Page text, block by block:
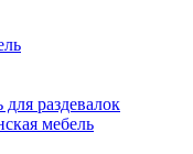
раздевалок
мебель